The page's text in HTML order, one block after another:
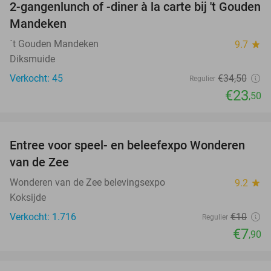
32%
2-gangenlunch of -diner à la carte bij 't Gouden
Mandeken
´t Gouden Mandeken 9.7 star
Diksmuide
Verkocht: 45
Regulier €34,50
€23,50
21%
Entree voor speel- en beleefexpo Wonderen
van de Zee
Wonderen van de Zee belevingsexpo 9.2 star
Koksijde
Verkocht: 1.716
Regulier €10
€7,90